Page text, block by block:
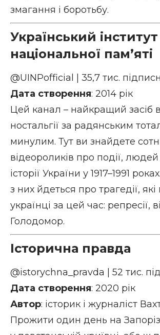
змагання і боротьбу.
Український інститут
національної пам’яті
@UINPofficial
| 35,7 тис.
Дата створення: 2014 рік
Цей канал – найкращий засіб
ностальгії за радянським
минулим. Тут ви знайдете
відеороликів про події,
історії України у 1917–1991
з них йдеться про трагедії,
українці за цей час: репресії,
Голодомор.
Історична правда
@istorychna_pravda | 52 тис.
Дата створення: 2020 рік
Автор: історик і журналіст
Прожити один день на